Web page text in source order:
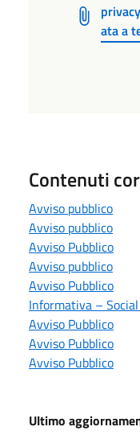
ata a
Contenuti
Avviso pubblico
Avviso pubblico
Avviso Pubblico
Avviso pubblico
Avviso Pubblico
Informativa –
Avviso Pubblico
Avviso Pubblico
Avviso Pubblico
Ultimo